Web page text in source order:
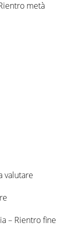
metà
valutare
– Rientro fine